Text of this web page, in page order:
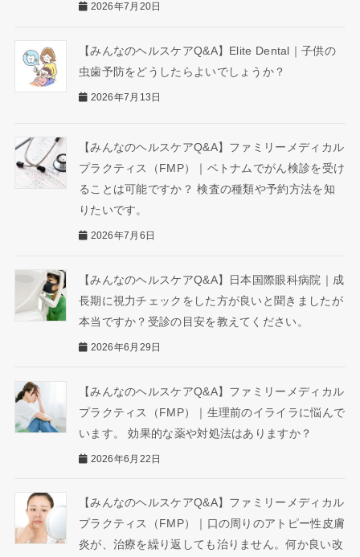
2026年7月20日
【みんなのヘルスケアQ&A】Elite Dental｜子供の
虫歯予防をどうしたらよいでしょうか？
2026年7月13日
【みんなのヘルスケアQ&A】ファミリーメディカル
プラクティス（FMP）｜ベトナムでがん検診を受け
ることは可能ですか？ 検査の種類や予約方法を知
りたいです。
2026年7月6日
【みんなのヘルスケアQ&A】日本国際眼科病院｜成
長期に視力チェックをした方が良いと聞きましたが
本当ですか？受診の目安を教えてください。
2026年6月29日
【みんなのヘルスケアQ&A】ファミリーメディカル
プラクティス（FMP）｜生理前のイライラに悩んで
います。 効果的な薬や対処法はありますか？
2026年6月22日
【みんなのヘルスケアQ&A】ファミリーメディカル
プラクティス（FMP）｜口の周りのアトピー性皮膚
炎が、治療を繰り返しても治りません。何か良い改